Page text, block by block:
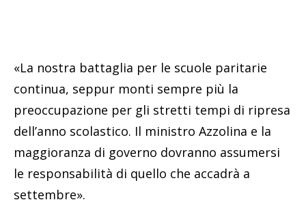
«La nostra battaglia per le scuole paritarie
continua, seppur monti sempre più la
preoccupazione per gli stretti tempi di ripresa
dell’anno scolastico. Il ministro Azzolina e la
maggioranza di governo dovranno assumersi
le responsabilità di quello che accadrà a
settembre».